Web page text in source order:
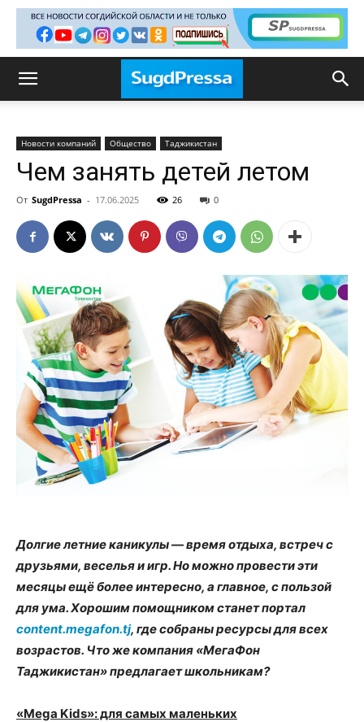
Новости компаний Общество Таджикистан
Чем занять детей летом
От SugdPressa - 17.06.2025 26 0
Долгие летние каникулы — время отдыха, встреч с
друзьями, веселья и игр. Но можно провести эти
месяцы ещё более интересно, а главное, с пользой
для ума. Хорошим помощником станет портал
content.megafon.tj, где собраны ресурсы для всех
возрастов. Что же компания «МегаФон
Таджикистан» предлагает школьникам?
«Mega Kids»: для самых маленьких